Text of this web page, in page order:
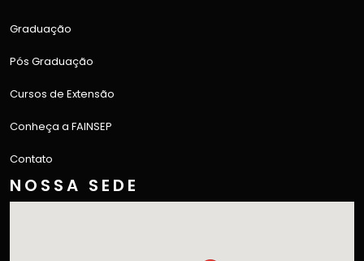
Graduação
Pós Graduação
Cursos de Extensão
Conheça a FAINSEP
Contato
NOSSA SEDE